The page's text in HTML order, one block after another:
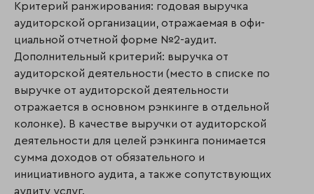
Критерий ранжирования: годовая выручка
аудиторской организации, отражаемая в офи­
ци­альной отчетной форме №2-аудит.
Дополнительный критерий: выручка от
аудиторской деятельности (место в списке по
выручке от аудиторской деятельности
отражается в основном рэнкинге в отдельной
колонке). В качестве выручки от аудиторской
деятельности для целей рэнкинга понимается
сумма доходов от обязательного и
инициативного аудита, а также сопутствующих
аудиту услуг.